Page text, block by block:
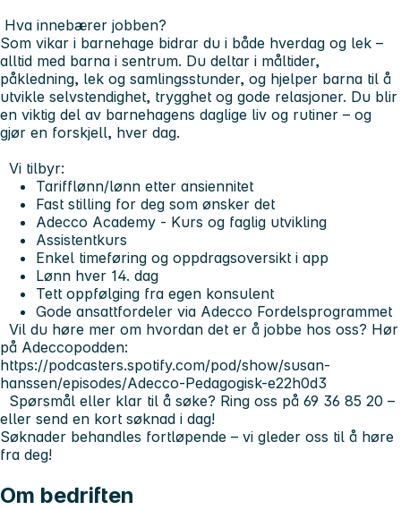
Hva innebærer jobben?
Som vikar i barnehage bidrar du i både hverdag og lek –
alltid med barna i sentrum. Du deltar i måltider,
påkledning, lek og samlingsstunder, og hjelper barna til å
utvikle selvstendighet, trygghet og gode relasjoner. Du blir
en viktig del av barnehagens daglige liv og rutiner – og
gjør en forskjell, hver dag.
Vi tilbyr:
Tarifflønn/lønn etter ansiennitet
Fast stilling for deg som ønsker det
Adecco Academy - Kurs og faglig utvikling
Assistentkurs
Enkel timeføring og oppdragsoversikt i app
Lønn hver 14. dag
Tett oppfølging fra egen konsulent
Gode ansattfordeler via Adecco Fordelsprogrammet
Vil du høre mer om hvordan det er å jobbe hos oss? Hør
på Adeccopodden:
https://podcasters.spotify.com/pod/show/susan-
hanssen/episodes/Adecco-Pedagogisk-e22h0d3
Spørsmål eller klar til å søke? Ring oss på 69 36 85 20 –
eller send en kort søknad i dag!
Søknader behandles fortløpende – vi gleder oss til å høre
fra deg!
Om bedriften